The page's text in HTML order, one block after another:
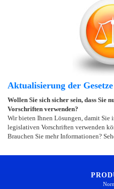
Aktualisierung der Gesetze
Wollen Sie sich sicher sein, dass Sie
Vorschriften verwenden?
Wir bieten Ihnen Lösungen, damit
legislativen Vorschriften verwenden
Brauchen Sie mehr Informationen?